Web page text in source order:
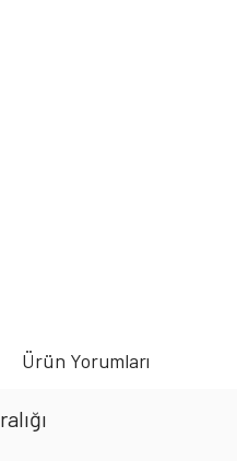
Ürün Yorumları